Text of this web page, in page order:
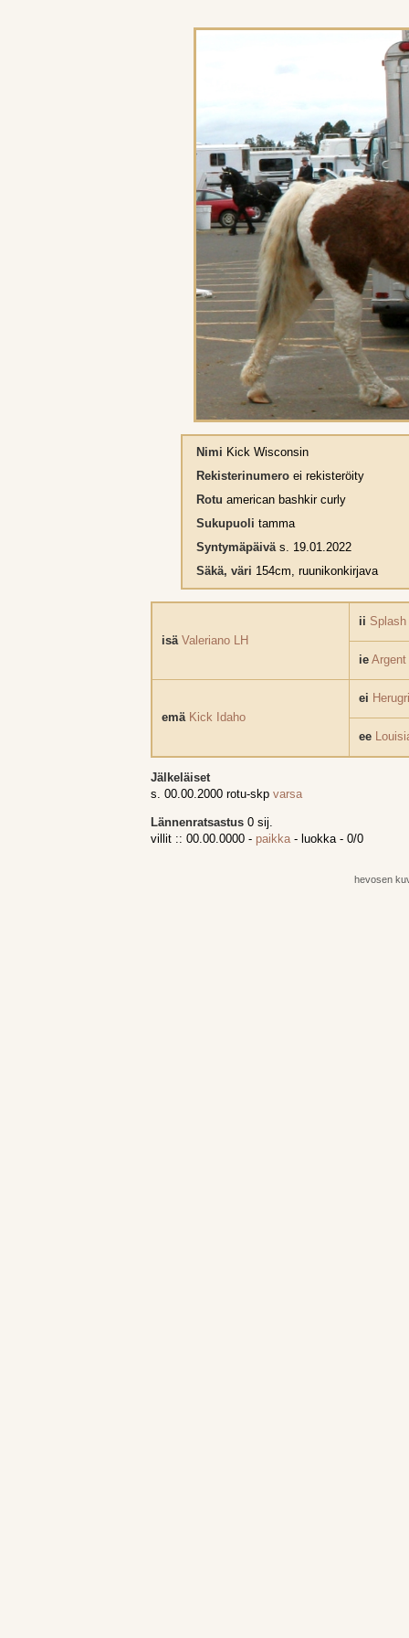
Nimi Kick Wisconsin
Rekisterinumeroei rekisteröity
Rotu american bashkir curly
Sukupuoli tamma
Syntymäpäiväs. 19.01.2022
Säkä, väri 154cm, ruunikonkirjava
isä Valeriano LH
ii
ie Argent
emä Kick Idaho
ei
ee
Jälkeläiset
s. 00.00.2000 rotu-skp varsa
Lännenratsastus 0 sij.
villit :: 00.00.0000 - paikka - luokka - 0/0
hevosen